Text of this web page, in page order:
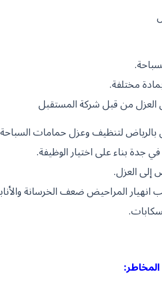
مختلفة.
العزل من قبل شركة المستقبل
لتنظيف وعزل حمامات السباحة
جدة بناء على اختيار الوظيفة.
العزل.
المراحيض ضعف الخرسانة